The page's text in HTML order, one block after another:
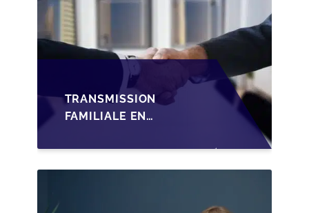
TRANSMISSION
FAMILIALE EN
STRUCTURER LA
CESSION DES PARTS